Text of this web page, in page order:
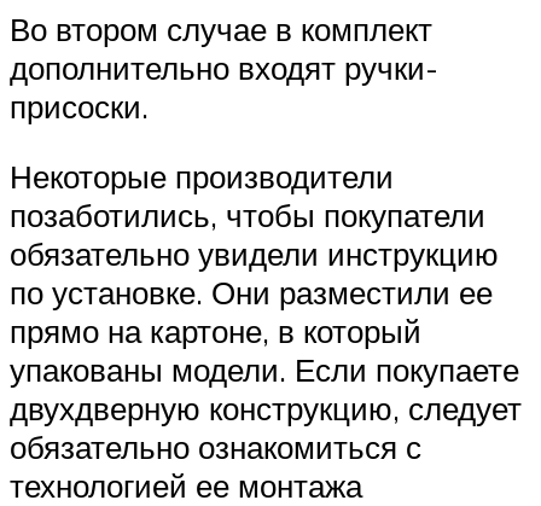
Во втором случае в комплект
дополнительно входят ручки-
присоски.
Некоторые производители
позаботились, чтобы покупатели
обязательно увидели инструкцию
по установке. Они разместили ее
прямо на картоне, в который
упакованы модели. Если покупаете
двухдверную конструкцию, следует
обязательно ознакомиться с
технологией ее монтажа